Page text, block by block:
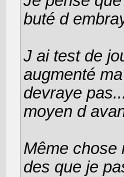
buté d
J ai test de
augmenté
devraye
moyen d
Même chose
des que je